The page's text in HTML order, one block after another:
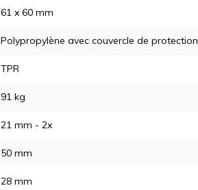
61 x 60 mm
Polypropylène avec couvercle de protection
TPR
91 kg
21 mm - 2x
50 mm
28 mm